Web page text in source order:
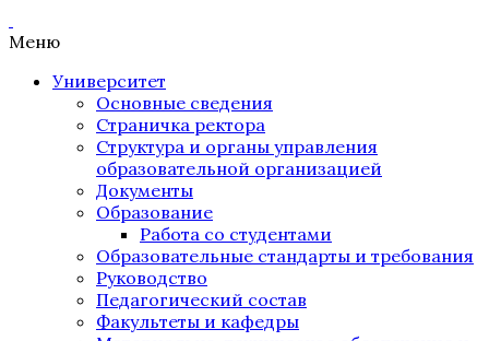
Меню
Университет
Основные сведения
Страничка ректора
Структура и органы управления
образовательной организацией
Документы
Образование
Работа со студентами
Образовательные стандарты и требования
Руководство
Педагогический состав
Факультеты и кафедры